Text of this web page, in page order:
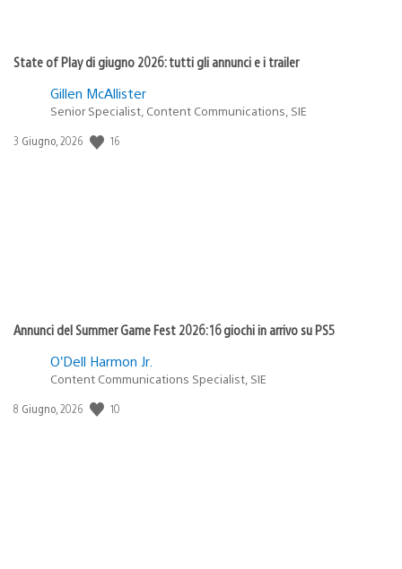
State of Play di giugno 2026: tutti gli annunci e i trailer
Gillen McAllister
Senior Specialist, Content Communications, SIE
Data
3 Giugno, 2026 16
Annunci del Summer Game Fest 2026: 16 giochi in arrivo su PS5
O’Dell Harmon Jr.
Content Communications Specialist, SIE
Data
8 Giugno, 2026 10